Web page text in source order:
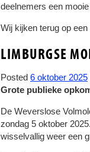
deelnemers een
Wij kijken terug op
LIMBURGSE
Posted 6 oktober 2025
Grote publieke
De Weverslose
zondag 5 oktober
wisselvallig weer een